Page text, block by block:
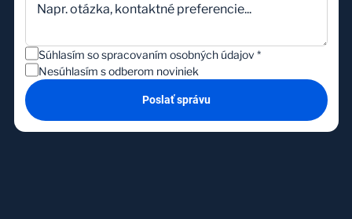
Súhlasím so spracovaním osobných údajov *
Nesúhlasím s odberom noviniek
Poslať správu